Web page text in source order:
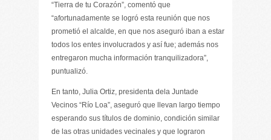
“Tierra de tu Corazón”, comentó que
“afortunadamente se logró esta reunión que nos
prometió el alcalde, en que nos aseguró iban a estar
todos los entes involucrados y así fue; además nos
entregaron mucha información tranquilizadora”,
puntualizó.
En tanto, Julia Ortiz, presidenta dela Juntade
Vecinos “Río Loa”, aseguró que llevan largo tiempo
esperando sus títulos de dominio, condición similar
de las otras unidades vecinales y que lograron